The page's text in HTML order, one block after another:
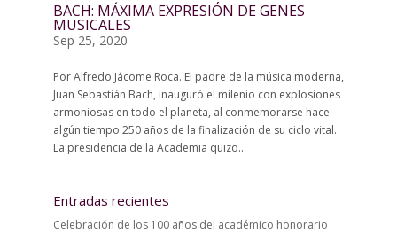
BACH: MÁXIMA EXPRESIÓN DE GENES
MUSICALES
Sep 25, 2020
Por Alfredo Jácome Roca. El padre de la música moderna,
Juan Sebastián Bach, inauguró el milenio con explosiones
armoniosas en todo el planeta, al conmemorarse hace
algún tiempo 250 años de la finalización de su ciclo vital.
La presidencia de la Academia quizo...
Entradas recientes
Celebración de los 100 años del académico honorario